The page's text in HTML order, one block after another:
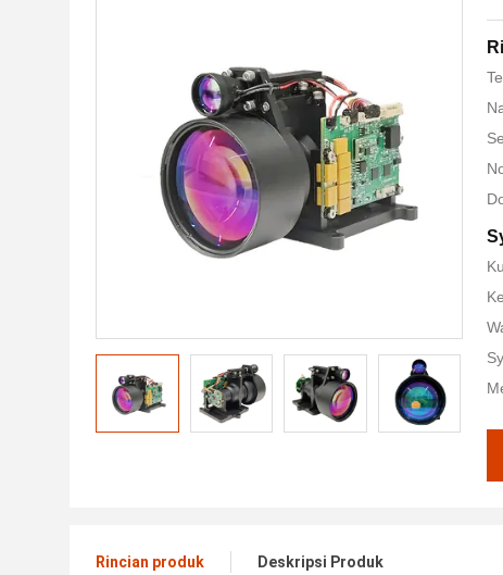
Rincian produk Deskripsi Produk